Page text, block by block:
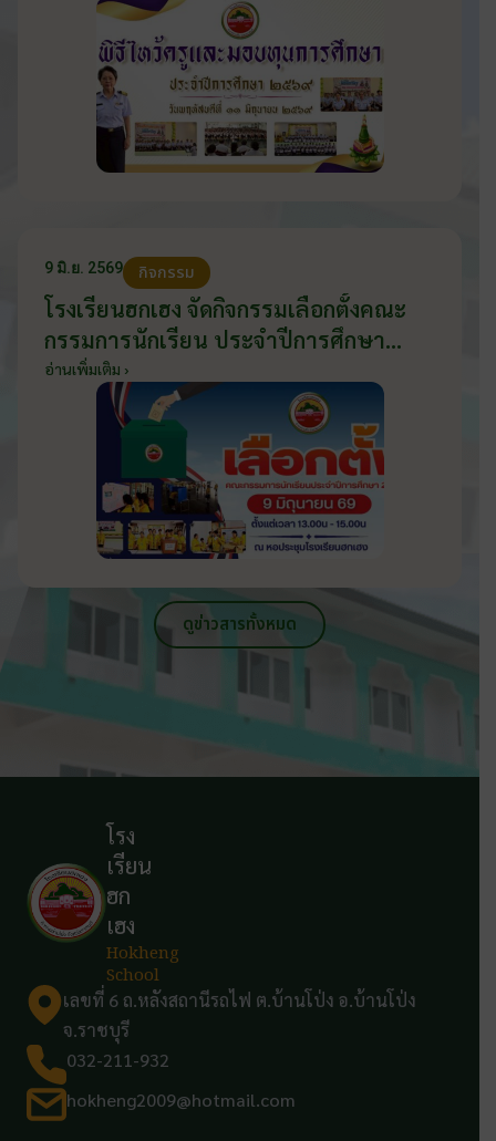
9 มิ.ย. 2569 กิจกรรม
โรงเรียนฮกเฮง จัดกิจกรรมเลือกตั้งคณะ
กรรมการนักเรียน ประจำปีการศึกษา
2569 ส่งเสริมประชาธิปไตยในโรงเรียน
วันที่ 9 มิถุนายน 2569
อ่านเพิ่มเติม ›
ดูข่าวสารทั้งหมด
โรง
เรียน
ฮก
เฮง
Hokheng
School
เลขที่ 6 ถ.หลังสถานีรถไฟ ต.บ้านโป่ง อ.บ้านโป่ง
จ.ราชบุรี
032-211-932
hokheng2009@hotmail.com